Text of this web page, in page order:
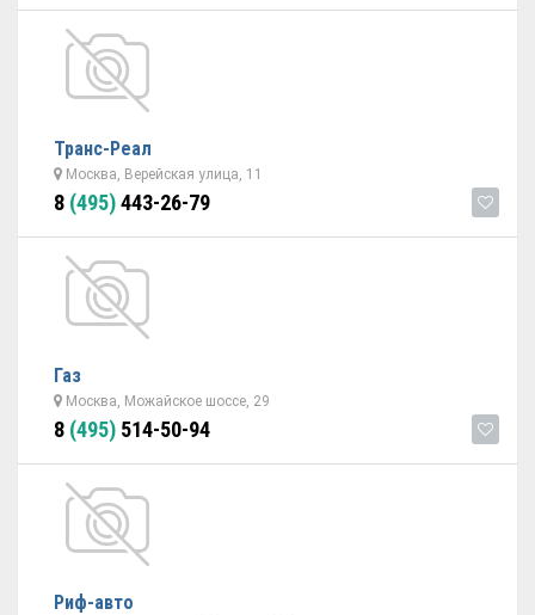
Транс-Реал
Москва, Верейская улица, 11
8 (495)443-26-79
Газ
Москва, Можайское шоссе, 29
8 (495) 514-50-94
Риф-авто